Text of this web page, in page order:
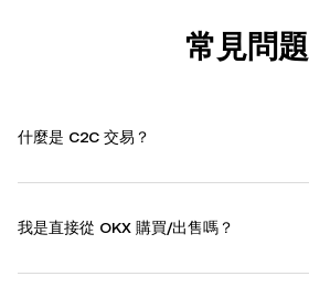
常見問題
什麼是 C2C 交易？
我是直接從 OKX 購買/出售嗎？